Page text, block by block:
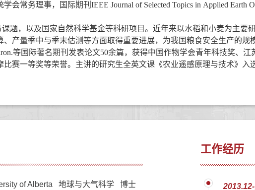
学会常务理事， 国际期刊 IEEE Journal of Selected Topics in Applied Earth
题，以及 国家自然科学基金等科研项目。近年来以水稻和小麦为主要
、 产量季中与季末估测等方面取得重要进展，为我国粮食安全生产的规
等国际著名期刊发表论文50余篇， 获得中国作物学会青年科技奖、 江
比赛一等奖等荣誉。主讲的研究生全英文课《农业遥感原理与技术》入
of Alberta 地球与大气科学 博士
工作经历